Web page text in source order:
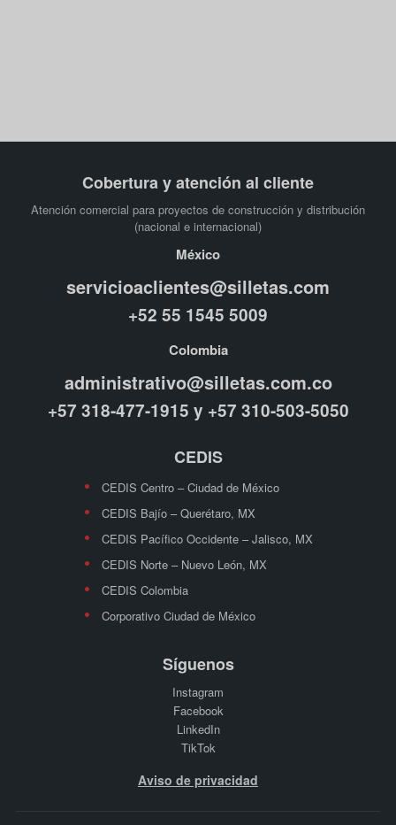
Cobertura y atención al cliente
Atención comercial para proyectos de construcción y distribución
(nacional e internacional)
México
servicioaclientes@silletas.com
+52 55 1545 5009
Colombia
administrativo@silletas.com.co
+57 318-477-1915 y +57 310-503-5050
CEDIS
CEDIS Centro – Ciudad de México
CEDIS Bajío – Querétaro, MX
CEDIS Pacífico Occidente – Jalisco, MX
CEDIS Norte – Nuevo León, MX
CEDIS Colombia
Corporativo Ciudad de México
Síguenos
Instagram
Facebook
LinkedIn
TikTok
Aviso de privacidad